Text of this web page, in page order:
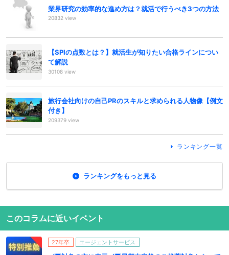
業界研究の効率的な進め方は？就活で行うべき3つの方法
20832 view
【SPIの点数とは？】就活生が知りたい合格ラインについ
て解説
30108 view
旅行会社向けの自己PRのスキルと求められる人物像【例文
付き】
209379 view
ランキング一覧
ランキングをもっと見る
このコラムに近いイベント
27年卒 エージェントサービス